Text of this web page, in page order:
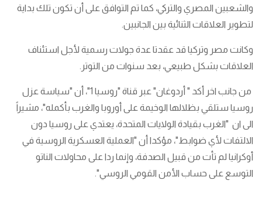
والشعبين المصري والتركي، كما تم التوافق على أن تكون تلك بداية
لتطوير العلاقات الثنائية بين الجانبين.
وكانت مصر وتركيا قد عقدتا عدة جولات رسمية لأجل استئناف
العلاقات بشكل طبيعي، بعد سنوات من التوتر.
من جانب اخر أكد " أردوغان" عبر قناة "روسيا 1"، أن "سياسة عزل
روسيا ستلقي بظلالها الوخيمة على أوروبا والغرب بأكمله"، مشيراً
الى ان "الغرب بقيادة الولايات المتحدة، يعتدي على روسيا دون
الالتفات لأي ضوابط"، مؤكدا أن "العملية العسكرية الروسية في
أوكرانيا لم تأت من قبيل الصدفة، وإنما ردا على محاولات الناتو
التوسع على حساب الأمن القومي الروسي".